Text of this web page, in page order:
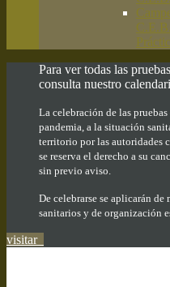
Para ver todas las
consulta nuestro
La celebración de las
pandemia, a la situación
territorio por las autoridades
se reserva el derecho a su
sin previo aviso.
De celebrarse se aplicarán
sanitarios y de organización
visitar